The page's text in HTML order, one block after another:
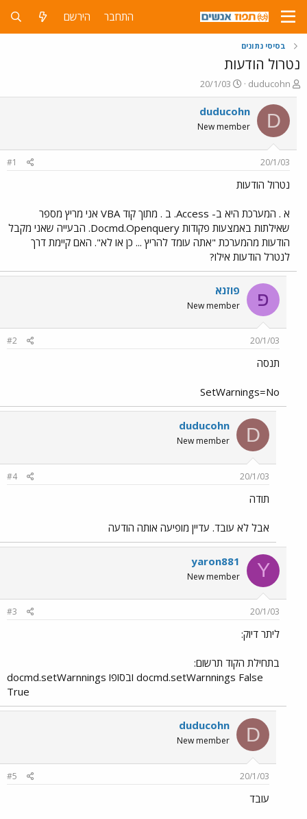
התחבר הירשם
בסיסי נתונים
נטרול הודעות
פ
ו
ת
ח
ה
ש
א
duducohn
פ
ו
ר
ם
20/1/03
D
duducohn
New member
20/1/03
#1
נטרול הודעות
א . המערכת היא ב- Access. ב . מתוך קוד VBA אני מריץ מספר
שאילתות באמצעות פקודות Docmd.Openquery. הבעייה שאני מקבל
הודעות מהמערכת "אתה עומד להריץ ... כן או לא". האם קיימת דרך
לנטרל הודעות אילו?
פ פוזנא
New member
20/1/03
#2
תנסה
SetWarnings=No
D
duducohn
New member
20/1/03
#4
תודה
אבל לא עובד. עדיין מופיעה אותה הודעה
Y
yaron881
New member
20/1/03
#3
ליתר דיוק:
בתחילת הקוד תרשום:
docmd.setWarnnings False ובסופו docmd.setWarnnings
True​
D
duducohn
New member
20/1/03
#5
עובד